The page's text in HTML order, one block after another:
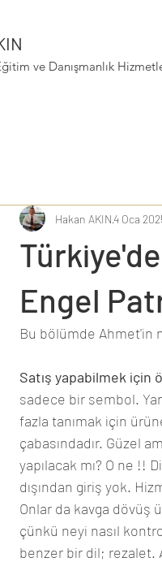
ve Danışmanlık
Engel
Hakan AKIN4 Oca
Bu bölümde Ahmet'in
Satış yapabilmek
sadece bir sembol.
fazla tanımak için
çabasındadır. Güzel
yapılacak mı? O ne !!
dışından giriş yok.
Onlar da kavga
çünkü neyi nasıl
benzer bir dil; rezalet.